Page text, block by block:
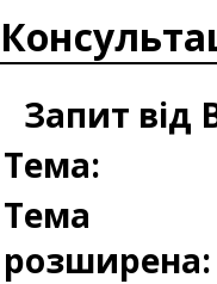
Запит від
Тема:
Тема
розширена: